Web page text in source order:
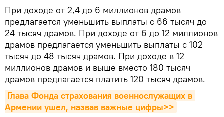
При доходе от 2,4 до 6 миллионов драмов
предлагается уменьшить выплаты с 66 тысяч до
24 тысяч драмов. При доходе от 6 до 12 миллионов
драмов предлагается уменьшить выплаты с 102
тысяч до 48 тысяч драмов. При доходе в 12
миллионов драмов и выше вместо 180 тысяч
драмов предлагается платить 120 тысяч драмов.
Глава Фонда страхования военнослужащих в
Армении ушел, назвав важные цифры>>